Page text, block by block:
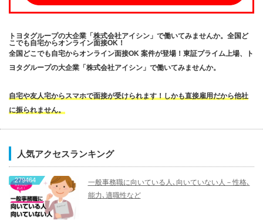
トヨタグループの大企業「株式会社アイシン」で働いてみませんか。全国ど
こでも自宅からオンライン面接OK！
全国どこでも自宅からオンライン面接OK 案件が登場！東証プライム上場、ト
ヨタグループの大企業「株式会社アイシン」で働いてみませんか。
自宅や友人宅からスマホで面接が受けられます！しかも直接雇用だから他社
に振られません。
人気アクセスランキング
279464
一般事務職に向いている人､向いていない人－性格､
能力､適職性など